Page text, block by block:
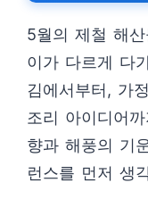
5월의 제철 해
이가 다르게 다
김에서부터, 가
조리 아이디어
향과 해풍의 기
런스를 먼저 생